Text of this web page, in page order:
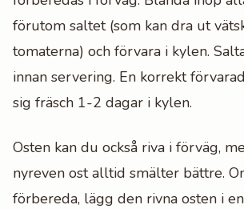
förutom saltet (som kan dra ut
tomaterna) och förvara i kylen.
innan servering. En korrekt
sig fräsch 1-2 dagar i kylen.
Osten kan du också riva i förväg,
nyreven ost alltid smälter bättre.
förbereda, lägg den rivna osten i